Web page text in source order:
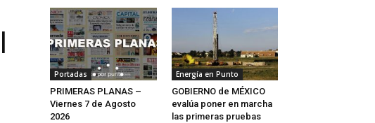
Portadas
PRIMERAS PLANAS –
Viernes 7 de Agosto
2026
Energía en Punto
GOBIERNO de MÉXICO
evalúa poner en marcha
las primeras pruebas